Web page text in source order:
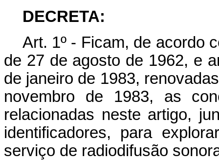
DECRETA:
Art. 1º - Ficam, de acordo
de 27 de agosto de 1962, e
de janeiro de 1983,
novembro de 1983, as
relacionadas neste artigo,
identificadores, para
serviço de radiodifusão